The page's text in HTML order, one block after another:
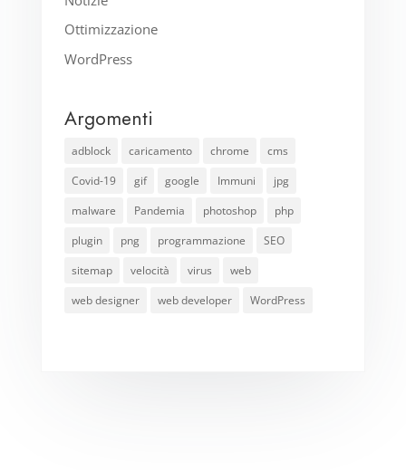
Ottimizzazione
WordPress
Argomenti
adblock caricamento chrome
cms
Covid-19
gif google Immuni
jpg
malware
Pandemia photoshop
php
plugin
png programmazione
SEO
sitemap
velocità virus
web
web designer
web developer WordPress